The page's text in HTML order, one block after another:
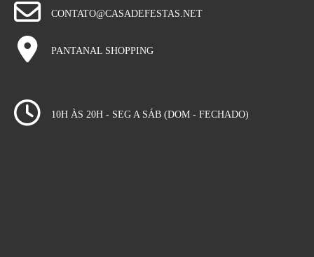
CONTATO@CASADEFESTAS.NET
PANTANAL SHOPPING
10H ÀS 20H - SEG A SÁB (DOM - FECHADO)